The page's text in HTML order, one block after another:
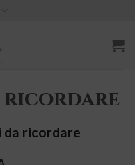
ricordare
da ricordare